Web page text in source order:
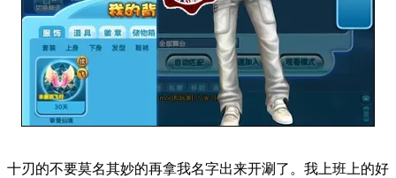
十刃的不要莫名其妙的再拿我名字出来开涮了。我上班上的好